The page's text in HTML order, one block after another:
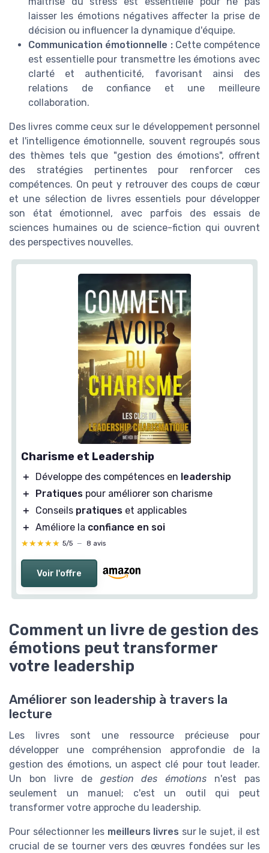
laisser les émotions négatives affecter la prise de
décision ou influencer la dynamique d'équipe.
Communication émotionnelle :Cette compétence
est essentielle pour transmettre les émotions avec
clarté et authenticité, favorisant ainsi des
relations de confiance et une meilleure
collaboration.
Des livres comme ceux sur le développement personnel
et l'intelligence émotionnelle, souvent regroupés sous
des thèmes tels que "gestion des émotions", offrent
des stratégies pertinentes pour renforcer ces
compétences. On peut y retrouver des coups de cœur
et une sélection de livres essentiels pour développer
son état émotionnel, avec parfois des essais de
sciences humaines ou de science-fiction qui ouvrent
des perspectives nouvelles.
Charisme et Leadership
＋ Développe des compétences en leadership
＋
Pratiques pour améliorer son charisme
＋
Conseils pratiques et applicables
＋ Améliore la confiance en soi
★★★★★
★★★★★ 5/5 — 8 avis
Voir l'offre
Comment un livre de gestion des
émotions peut transformer
votre leadership
Améliorer son leadership à travers la
lecture
Les livres sont une ressource précieuse pour
développer une compréhension approfondie de la
gestion des émotions, un aspect clé pour tout leader.
Un bon livre de gestion des émotions n'est pas
seulement un manuel; c'est un outil qui peut
transformer votre approche du leadership.
Pour sélectionner les meilleurs livres sur le sujet, il est
crucial de se tourner vers des œuvres fondées sur les